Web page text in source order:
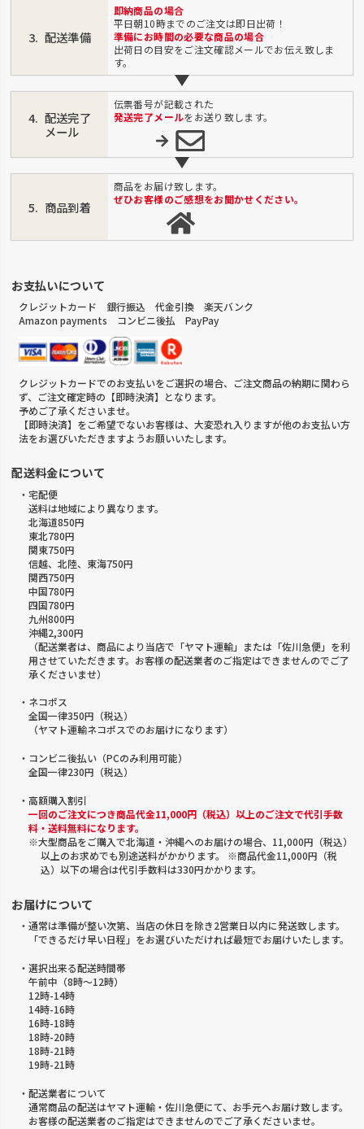
配送準備
即納商品の場合
平日朝10時までのご注文は即日出荷！
準備にお時間の必要な商品の場合
出荷日の目安をご注文確認メールでお伝え致しま
す。
配送完了
メール
伝票番号が記載された
発送完了メールをお送り致します。
商品到着
商品をお届け致します。
ぜひお客様のご感想をお聞かせください。
お支払いについて
クレジットカード 銀行振込 代金引換 楽天バンク
Amazon payments コンビニ後払 PayPay
クレジットカードでのお支払いをご選択の場合、ご注文商品の納期に関わら
ず、ご注文確定時の【即時決済】となります。
予めご了承くださいませ。
【即時決済】をご希望でないお客様は、大変恐れ入りますが他のお支払い方
法をお選びいただきますようお願いいたします。
配送料金について
・宅配便
送料は地域により異なります。
北海道850円
東北780円
関東750円
信越、北陸、東海750円
関西750円
中国780円
四国780円
九州800円
沖縄2,300円
（配送業者は、商品により当店で「ヤマト運輸」または「佐川急便」を利
用させていただきます。お客様の配送業者のご指定はできませんのでご了
承くださいませ）
・ネコポス
全国一律350円（税込）
（ヤマト運輸ネコポスでのお届けになります）
・コンビニ後払い（PCのみ利用可能）
全国一律230円（税込）
・高額購入割引
一回のご注文につき商品代金11,000円（税込）以上のご注文で代引手数
料・送料無料になります。
※大型商品をご購入で北海道・沖縄へのお届けの場合、11,000円（税込）
以上のお求めでも別途送料がかかります。 ※商品代金11,000円（税
込）以下の場合は代引手数料は330円かかります。
お届けについて
・通常は準備が整い次第、当店の休日を除き2営業日以内に発送致します。
「できるだけ早い日程」をお選びいただければ最短でお届けいたします。
・選択出来る配送時間帯
午前中（8時～12時）
12時-14時
14時-16時
16時-18時
18時-20時
18時-21時
19時-21時
・配送業者について
通常商品の配送はヤマト運輸・佐川急便にて、お手元へお届け致します。
お客様の配送業者のご指定はできませんのでご了承くださいませ。